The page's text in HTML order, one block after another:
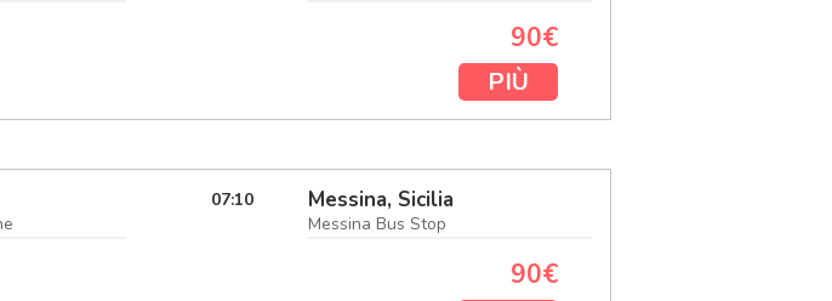
90€
PIÙ
07:10 Messina, Sicilia
Messina Bus Stop
90€